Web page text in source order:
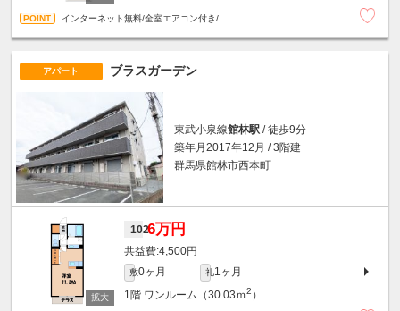
インターネット無料/全室エアコン付き/
アパート ブラスガーデン
東武小泉線館林駅 / 徒歩9分
築年月2017年12月 / 3階建
群馬県館林市西本町
1026万円
4,500円
敷0ヶ月 礼1ヶ月
1階 ワンルーム（30.03ｍ2 ）